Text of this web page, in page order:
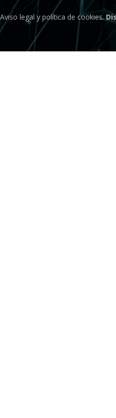
Aviso legal y política de cookies.